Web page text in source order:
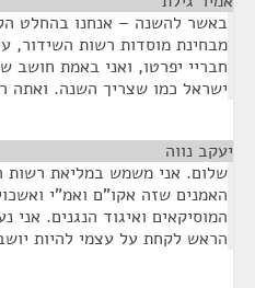
באשר להשנה – אנחנו בהחלט
מבחינת מוסדות רשות השידור,
חבריי יפרטו, ואני באמת חושב
ישראל כמו שצריך השנה. ואתה
יעקב נווה
שלום. אני משמש במליאת רשות
האמנים שזה אקו"ם ואמ"י
המוסיקאים ואיגוד הנגנים. אני
הראש לקחת על עצמי להיות